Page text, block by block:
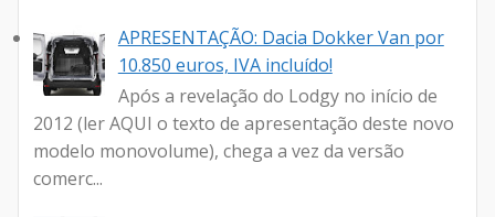
APRESENTAÇÃO: Dacia Dokker Van por
10.850 euros, IVA incluído!
Após a revelação do Lodgy no início de
2012 (ler AQUI o texto de apresentação deste novo
modelo monovolume), chega a vez da versão
comerc...